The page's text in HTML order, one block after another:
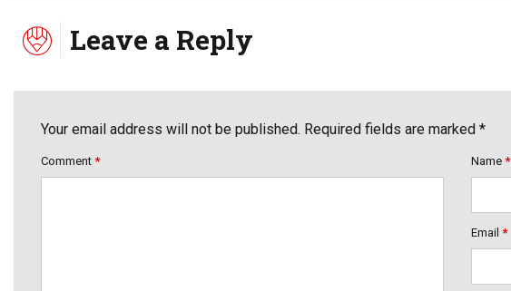
Leave a Reply
Your email address will not be published. Required fields are marked *
Comment * Name *
Email *